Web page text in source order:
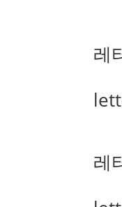
레
레